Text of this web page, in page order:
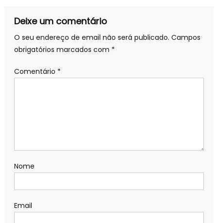
Deixe um comentário
O seu endereço de email não será publicado. Campos
obrigatórios marcados com *
Comentário *
Nome
Email